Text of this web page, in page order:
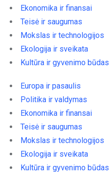
Ekonomika ir finansai
Teisė ir saugumas
Mokslas ir technologijos
Ekologija ir sveikata
Kultūra ir gyvenimo būdas
Europa ir pasaulis
Politika ir valdymas
Ekonomika ir finansai
Teisė ir saugumas
Mokslas ir technologijos
Ekologija ir sveikata
Kultūra ir gyvenimo būdas